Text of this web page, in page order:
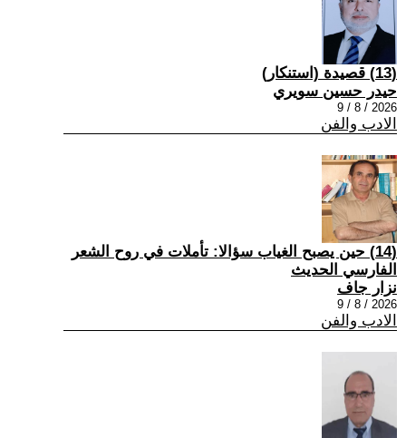
(13) قصيدة (استنكار)
حيدر حسين سويري
2026 / 8 / 9
الادب والفن
(14) حين يصبح الغياب سؤالا: تأملات في روح الشعر
الفارسي الحديث
نزار جاف
2026 / 8 / 9
الادب والفن